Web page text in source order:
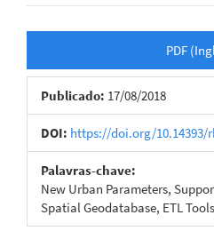
lateral
de
artigos
PDF
Publicado: 17/08/2018
DOI: https://doi.org/10.14393/
Palavras-chave:
New Urban Parameters,
Spatial Geodatabase, ETL